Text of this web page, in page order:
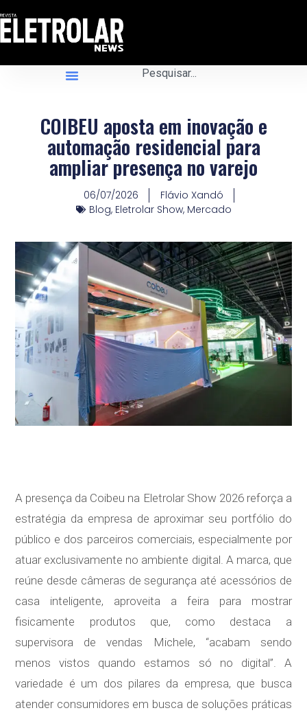
COIBEU aposta em inovação e
automação residencial para
ampliar presença no varejo
06/07/2026
Flávio Xandó
Blog, Eletrolar Show, Mercado
A presença da Coibeu na Eletrolar Show 2026 reforça a
estratégia da empresa de aproximar seu portfólio do
público e dos parceiros comerciais, especialmente por
atuar exclusivamente no ambiente digital. A marca, que
reúne desde câmeras de segurança até acessórios de
casa inteligente, aproveita a feira para mostrar
fisicamente produtos que, como destaca a
supervisora de vendas Michele, “acabam sendo
menos vistos quando estamos só no digital”. A
variedade é um dos pilares da empresa, que busca
atender consumidores em busca de soluções práticas